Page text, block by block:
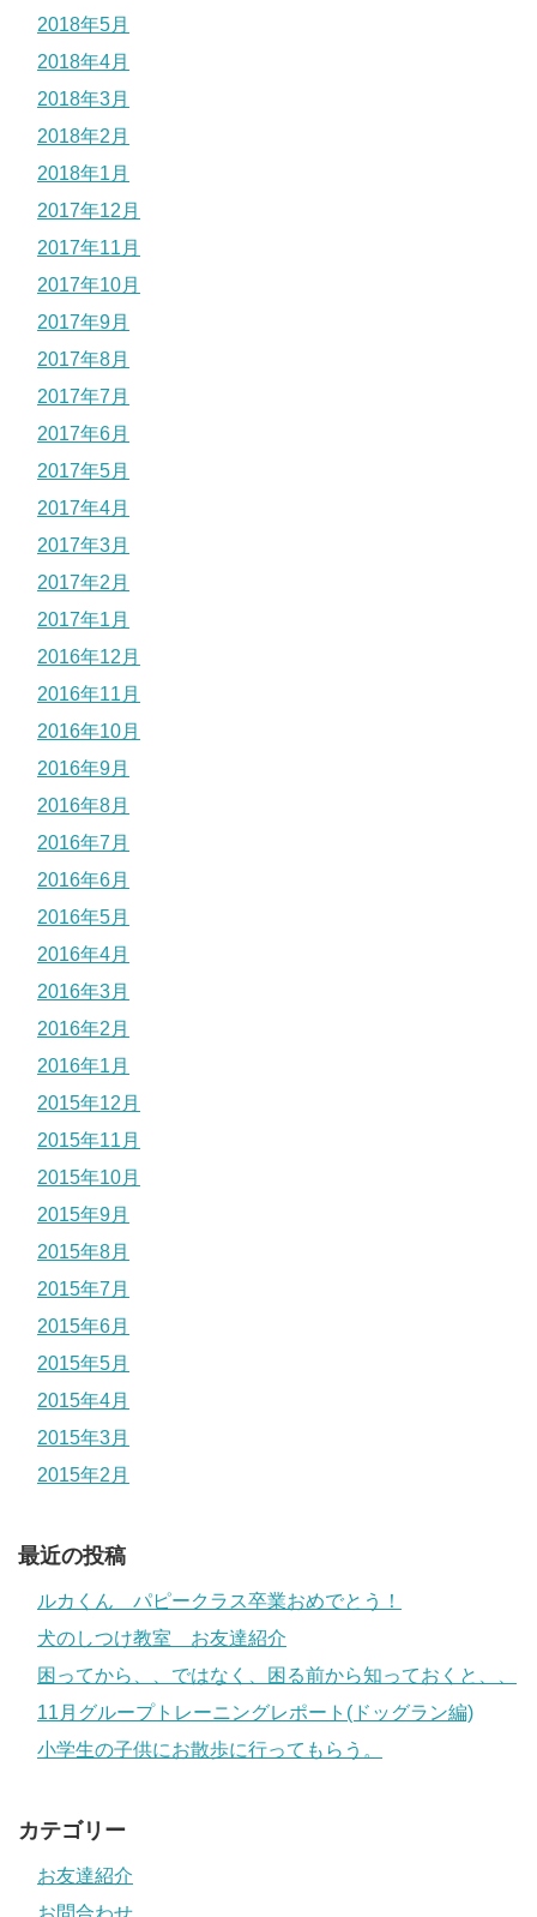
2018年5月
2018年4月
2018年3月
2018年2月
2018年1月
2017年12月
2017年11月
2017年10月
2017年9月
2017年8月
2017年7月
2017年6月
2017年5月
2017年4月
2017年3月
2017年2月
2017年1月
2016年12月
2016年11月
2016年10月
2016年9月
2016年8月
2016年7月
2016年6月
2016年5月
2016年4月
2016年3月
2016年2月
2016年1月
2015年12月
2015年11月
2015年10月
2015年9月
2015年8月
2015年7月
2015年6月
2015年5月
2015年4月
2015年3月
2015年2月
最近の投稿
ルカくん パピークラス卒業おめでとう！
犬のしつけ教室 お友達紹介
困ってから、、ではなく、困る前から知っておくと、、
11月グループトレーニングレポート(ドッグラン編)
小学生の子供にお散歩に行ってもらう。
カテゴリー
お友達紹介